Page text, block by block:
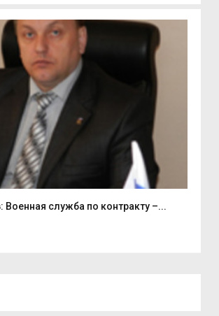
Военная служба по контракту –...